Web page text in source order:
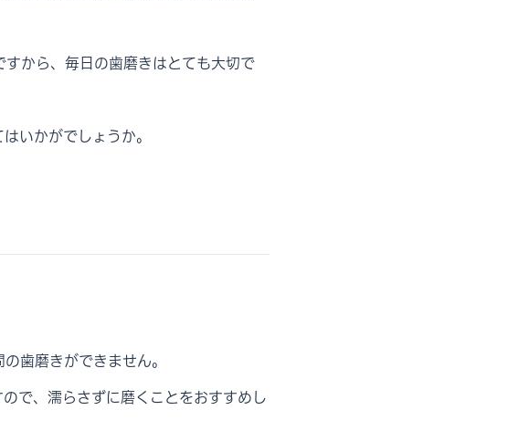
から、毎日の歯磨きはとても大切で
いかがでしょうか。
歯磨きができません。
で、濡らさずに磨くことをおすすめし